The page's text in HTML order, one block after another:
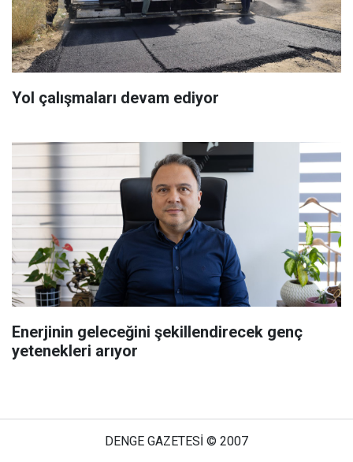
Yol çalışmaları devam ediyor
Enerjinin geleceğini şekillendirecek genç
yetenekleri arıyor
DENGE GAZETESİ © 2007